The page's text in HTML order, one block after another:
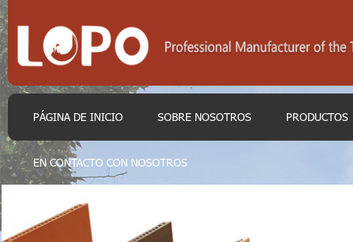
PÁGINA DE INICIO SOBRE NOSOTROS PRODUCTOS
EN CONTACTO CON NOSOTROS